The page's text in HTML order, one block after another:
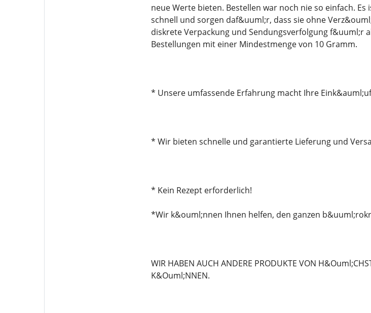
neue Werte bieten. Bestellen war noch nie so einfach.
schnell und sorgen daf&uuml;r, dass sie ohne
diskrete Verpackung und Sendungsverfolgung f&uuml;r
Bestellungen mit einer Mindestmenge von 10 Gramm.
* Unsere umfassende Erfahrung macht Ihre
* Wir bieten schnelle und garantierte Lieferung und
* Kein Rezept erforderlich!
*Wir k&ouml;nnen Ihnen helfen, den ganzen
WIR HABEN AUCH ANDERE PRODUKTE VON
K&Ouml;NNEN.